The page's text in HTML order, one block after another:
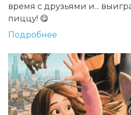
время с друзьями и...
пиццу! 😋
Подробнее